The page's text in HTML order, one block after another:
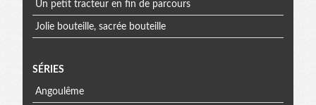
Un petit tracteur en fin de parcours
Jolie bouteille, sacrée bouteille
SÉRIES
Angoulême